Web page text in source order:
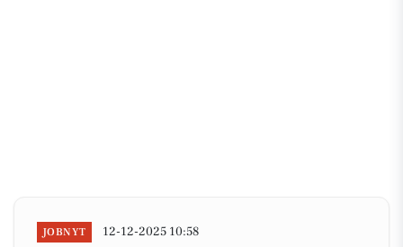
JOBNYT 12-12-2025 10:58